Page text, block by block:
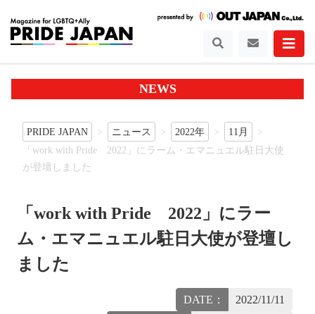
NEWS
PRIDE JAPAN ニュース 2022年
11月
「work with Pride 2022」にラーム・エマニュエル駐日大使
が登壇しました
「work with Pride 2022」にラー
ム・エマニュエル駐日大使が登壇し
ました
DATE：
2022/11/11